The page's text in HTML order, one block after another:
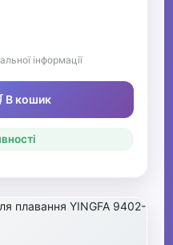
інформації
В кошик